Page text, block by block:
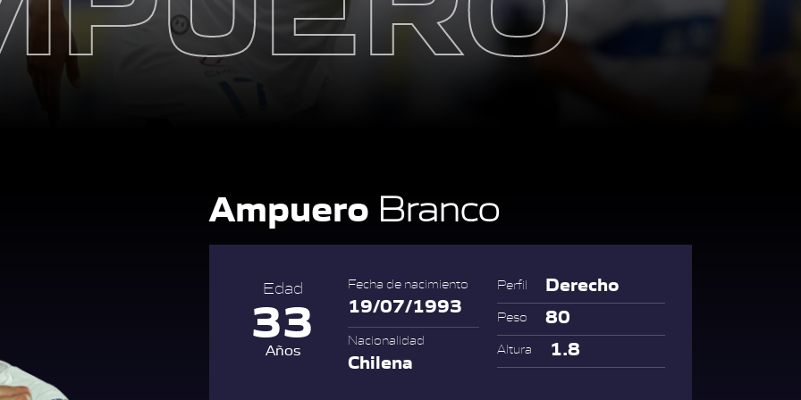
Ampuero Branco
Edad
33
Años
Fecha de nacimiento
19/07/1993
Nacionalidad
Chilena
Perfil Derecho
Peso 80
Altura 1.8